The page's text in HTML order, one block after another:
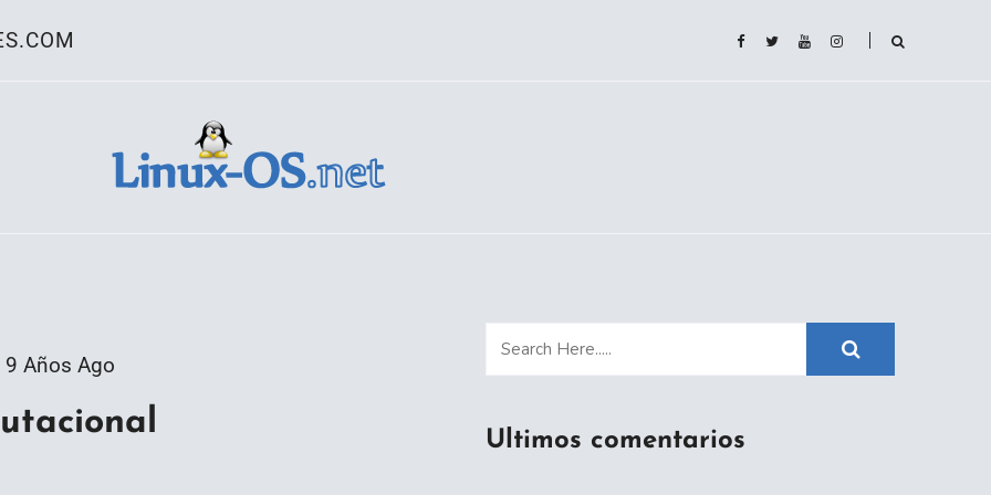
9 Años Ago
Ultimos comentarios